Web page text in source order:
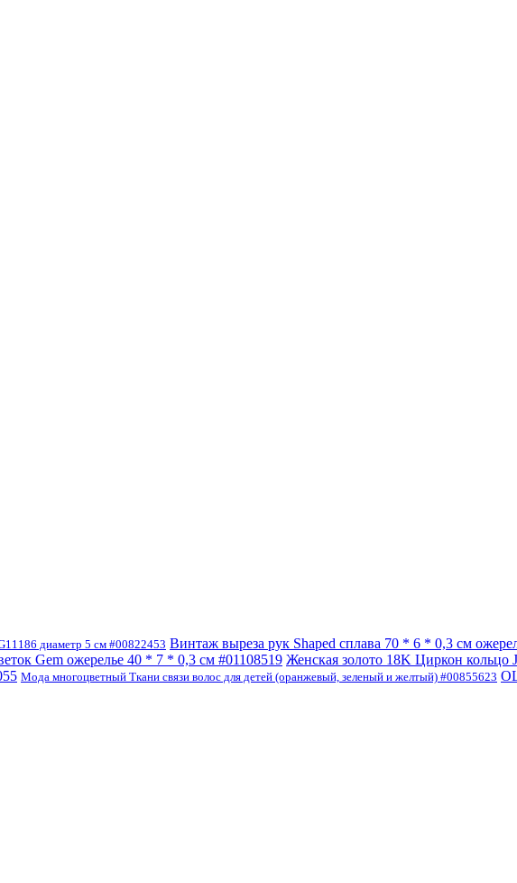
диаметр 5 см #00822453 Винтаж выреза рук Shaped сплава 70 * 6 * 0,3 см
Gem ожерелье 40 * 7 * 0,3 см #01108519 Женская золото 18K Циркон кольцо
Мода многоцветный Ткани связи волос для детей (оранжевый, зеленый и желтый) #00855623